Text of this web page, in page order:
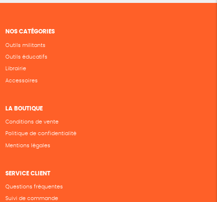
NOS CATÉGORIES
Outils militants
Outils éducatifs
Librairie
Accessoires
LA BOUTIQUE
Conditions de vente
Politique de confidentialité
Mentions légales
SERVICE CLIENT
Questions fréquentes
Suivi de commande